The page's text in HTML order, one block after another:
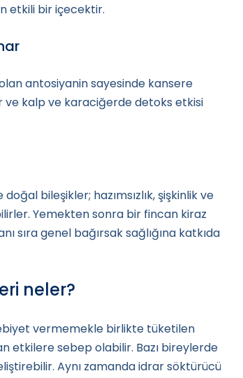
etkili bir içecektir.
antosiyanin sayesinde kansere
ve kalp ve karaciğerde detoks etkisi
bileşikler; hazımsızlık, şişkinlik ve
Yemekten sonra bir fincan kiraz
sıra genel bağırsak sağlığına katkıda
neler?
vermemekle birlikte tüketilen
etkilere sebep olabilir. Bazı bireylerde
Aynı zamanda idrar söktürücü